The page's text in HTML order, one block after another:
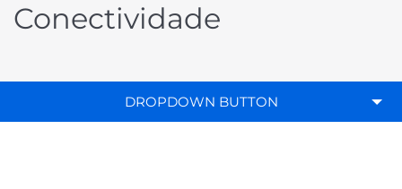
Conectividade
DROPDOWN BUTTON